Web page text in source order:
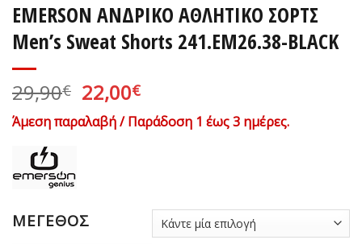
EMERSON ΑΝΔΡΙΚΟ ΑΘΛΗΤΙΚΟ ΣΟΡΤΣ
Men’s Sweat Shorts 241.EM26.38-BLACK
29,90€ Original
price
was:
22,00€Η
τρέχουσα
τιμή
Άμεση παραλαβή / Παράδοση 1 έως 3 ημέρες.
ΜΕΓΕΘΟΣ